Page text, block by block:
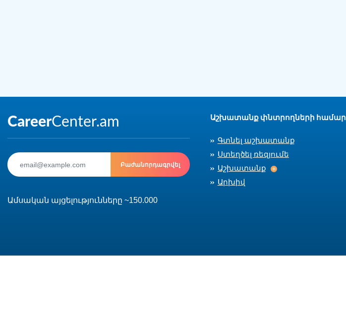
Բաժանորդագրվել
Ամսական այցելությունները ~150.000
Աշխատանք փնտրողների համար
Գտնել աշխատանք
Ստեղծել ռեզյումե
Աշխատանք
Աշխատանք
Արխիվ